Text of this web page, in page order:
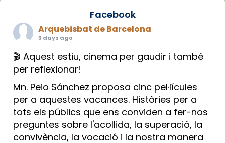
Facebook
Arquebisbat de Barcelona
3 days ago
🎬 Aquest estiu, cinema per gaudir i també
per reflexionar!
Mn. Peio Sánchez proposa cinc pel·lícules
per a aquestes vacances. Històries per a
tots els públics que ens conviden a fer-nos
preguntes sobre l'acollida, la superació, la
convivència, la vocació i la nostra manera